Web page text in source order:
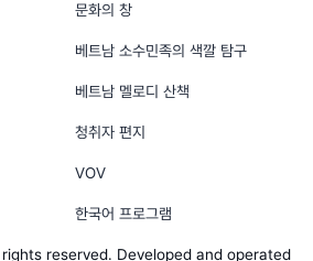
문화의 창
베트남 소수민족의 색깔 탐구
베트남 멜로디 산책
청취자 편지
VOV
한국어 프로그램
reserved. Developed and operated